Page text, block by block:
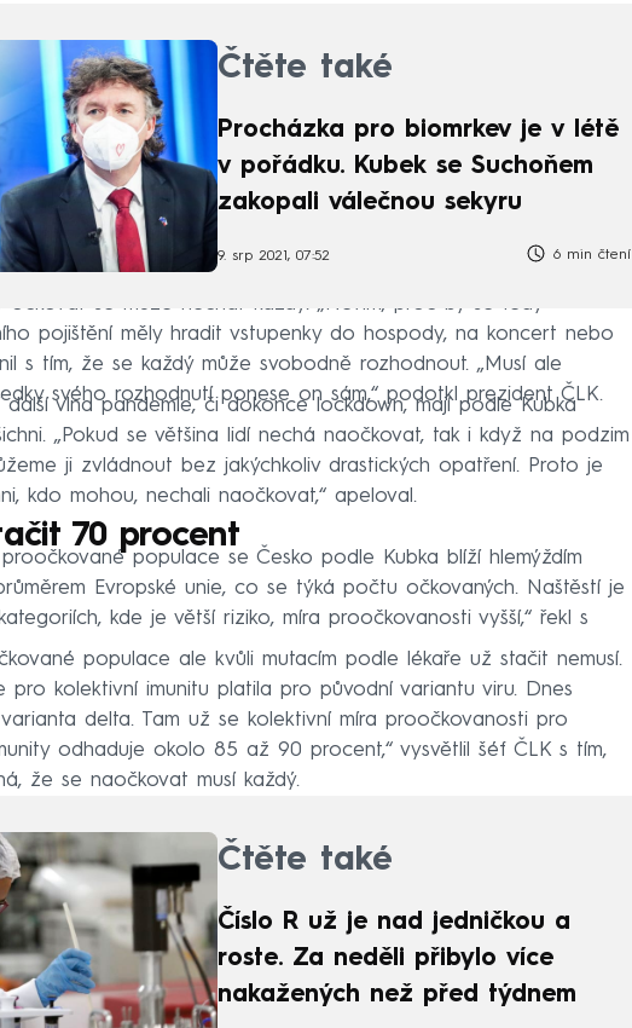
Čtěte také
Procházka pro biomrkev je v létě
v pořádku. Kubek se Suchoňem
zakopali válečnou sekyru
9. srp 2021, 07:52 6 min čtení
očkovat se může nechat každý. „Nevím, proč by se tedy
pojištění měly hradit vstupenky do hospody, na koncert nebo
s tím, že se každý může svobodně rozhodnout. „Musí ale
svého rozhodnutí ponese on sám,“ podotkl prezident ČLK.
vlna pandemie, či dokonce lockdown, mají podle Kubka
„Pokud se většina lidí nechá naočkovat, tak i když na podzim
ji zvládnout bez jakýchkoliv drastických opatření. Proto je
kdo mohou, nechali naočkovat,“ apeloval.
70 procent
populace se Česko podle Kubka blíží hlemýždím
Evropské unie, co se týká počtu očkovaných. Naštěstí je
kde je větší riziko, míra proočkovanosti vyšší,“ řekl s
populace ale kvůli mutacím podle lékaře už stačit nemusí.
pro kolektivní imunitu platila pro původní variantu viru. Dnes
varianta delta. Tam už se kolektivní míra proočkovanosti pro
odhaduje okolo 85 až 90 procent,“ vysvětlil šéf ČLK s tím,
že se naočkovat musí každý.
Čtěte také
Číslo R už je nad jedničkou a
roste. Za neděli přibylo více
nakažených než před týdnem